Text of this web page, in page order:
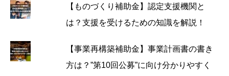
【ものづくり補助金】認定支援機関と
は？支援を受けるための知識を解説！
【事業再構築補助金】事業計画書の書き
方は？”第10回公募”に向け分かりやすく